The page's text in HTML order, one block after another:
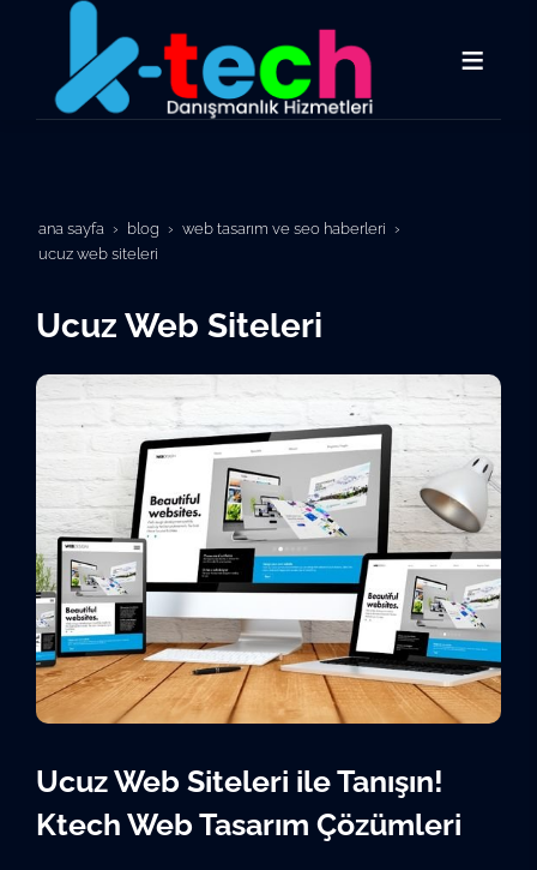
ana sayfa blog
web tasarım ve seo haberleri
ucuz web siteleri
Ucuz Web Siteleri
Ucuz Web Siteleri ile Tanışın!
Ktech Web Tasarım Çözümleri